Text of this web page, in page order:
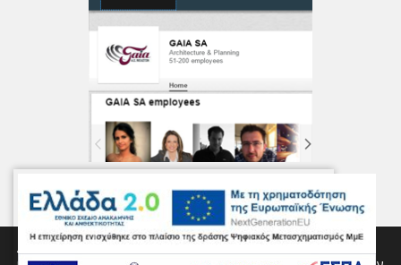
Αυτός ο ιστότοπος χρησιμοποιεί cookies για την παροχή των